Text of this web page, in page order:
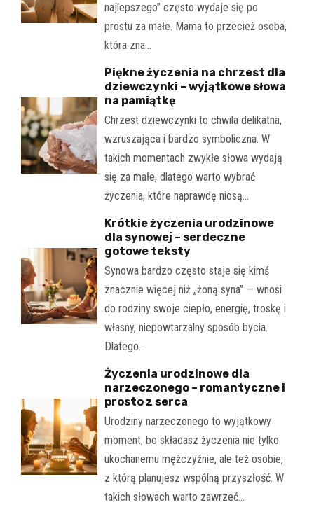
najlepszego” często wydaje się po
prostu za małe. Mama to przecież osoba,
która zna…
Piękne życzenia na chrzest dla
dziewczynki – wyjątkowe słowa
na pamiątkę
Chrzest dziewczynki to chwila delikatna,
wzruszająca i bardzo symboliczna. W
takich momentach zwykłe słowa wydają
się za małe, dlatego warto wybrać
życzenia, które naprawdę niosą…
Krótkie życzenia urodzinowe
dla synowej – serdeczne
gotowe teksty
Synowa bardzo często staje się kimś
znacznie więcej niż „żoną syna” — wnosi
do rodziny swoje ciepło, energię, troskę i
własny, niepowtarzalny sposób bycia.
Dlatego…
Życzenia urodzinowe dla
narzeczonego – romantyczne i
prosto z serca
Urodziny narzeczonego to wyjątkowy
moment, bo składasz życzenia nie tylko
ukochanemu mężczyźnie, ale też osobie,
z którą planujesz wspólną przyszłość. W
takich słowach warto zawrzeć…